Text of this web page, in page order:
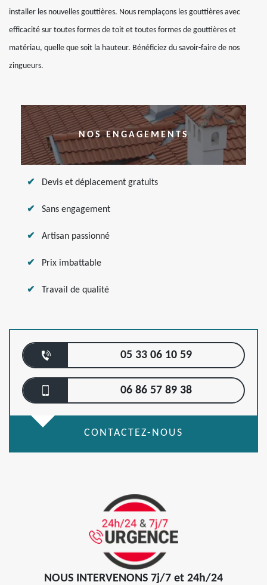
installer les nouvelles gouttières. Nous remplaçons les gouttières avec
efficacité sur toutes formes de toit et toutes formes de gouttières et
matériau, quelle que soit la hauteur. Bénéficiez du savoir-faire de nos
zingueurs.
NOS ENGAGEMENTS
Devis et déplacement gratuits
Sans engagement
Artisan passionné
Prix imbattable
Travail de qualité
05 33 06 10 59
06 86 57 89 38
CONTACTEZ-NOUS
NOUS INTERVENONS 7j/7 et 24h/24